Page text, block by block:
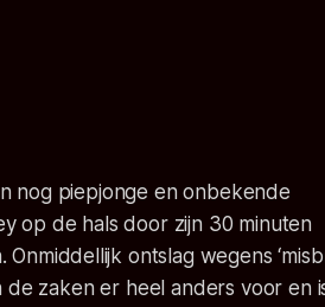
nog piepjonge en onbekende
op de hals door zijn 30 minuten
Onmiddellijk ontslag wegens
de zaken er heel anders voor en